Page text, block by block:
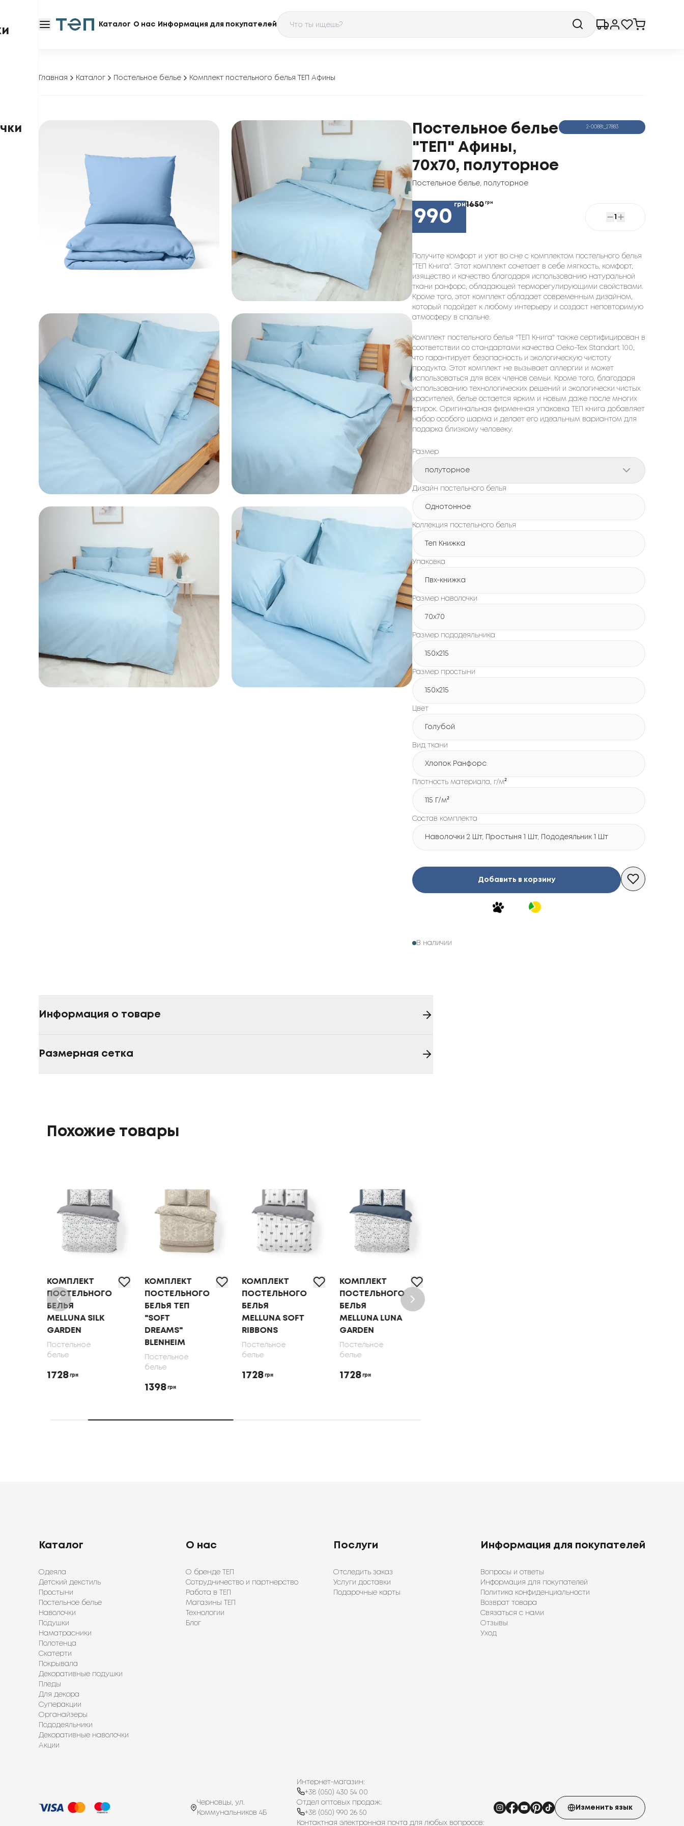
Каталог О нас Информация для покупателей
Главная Каталог Постельное белье Комплект постельного белья ТЕП Афины
Постельное белье
"ТЕП" Афины,
70х70, полуторное
Постельное белье полуторное
2-00881_27883
990
грн1650 грн
1
Получите комфорт и уют во сне с комплектом постельного белья
"ТЕП Книга". Этот комплект сочетает в себе мягкость, комфорт,
изящество и качество благодаря использованию натуральной
ткани ранфорс, обладающей терморегулирующими свойствами.
Кроме того, этот комплект обладает современным дизайном,
который подойдет к любому интерьеру и создаст неповторимую
атмосферу в спальне.
Комплект постельного белья "ТЕП Книга" также сертифицирован в
соответствии со стандартами качества Oeko-Tex Standart 100,
что гарантирует безопасность и экологическую чистоту
продукта. Этот комплект не вызывает аллергии и может
использоваться для всех членов семьи. Кроме того, благодаря
использованию технологических решений и экологически чистых
красителей, белье остается ярким и новым даже после многих
стирок. Оригинальная фирменная упаковка ТЕП книга добавляет
набор особого шарма и делает его идеальным вариантом для
подарка близкому человеку.
Размер
полуторное
Дизайн постельного белья
Однотонное
Коллекция постельного белья
Теп Книжка
Упаковка
Пвх-книжка
Размер наволочки
70x70
Размер пододеяльника
150х215
Размер простыни
150х215
Цвет
Голубой
Вид ткани
Хлопок Ранфорс
Плотность материала, г/м²
115 Г/м²
Состав комплекта
Наволочки 2 Шт, Простыня 1 Шт, Пододеяльник 1 Шт
Добавить в корзину
В наличии
Информация о товаре
Размерная сетка
Похожие товары
КОМПЛЕКТ
ПОСТЕЛЬНОГО
БЕЛЬЯ
MELLUNA SILK
GARDEN
Постельное
белье
1728 грн
КОМПЛЕКТ
ПОСТЕЛЬНОГО
БЕЛЬЯ ТЕП
"SOFT
DREAMS"
BLENHEIM
Постельное
белье
1398 грн
КОМПЛЕКТ
ПОСТЕЛЬНОГО
БЕЛЬЯ
MELLUNA SOFT
RIBBONS
Постельное
белье
1728 грн
КОМПЛЕКТ
ПОСТЕЛЬНОГО
БЕЛЬЯ
MELLUNA LUNA
GARDEN
Постельное
белье
1728 грн
Каталог
Одеяла
Детский декстиль
Простыни
Постельное белье
Наволочки
Подушки
Наматрасники
Полотенца
Скатерти
Покрывала
Декоративные подушки
Пледы
Для декора
Суперакции
Органайзеры
Пододеяльники
Декоративные наволочки
Акции
О нас
О бренде ТЕП
Сотрудничество и партнерство
Работа в ТЕП
Магазины ТЕП
Технологии
Блог
Послуги
Отследить заказ
Услуги доставки
Подарочные карты
Информация для покупателей
Вопросы и ответы
Информация для покупателей
Политика конфиденциальности
Возврат товара
Связаться с нами
Отзывы
Уход
Черновцы, ул.
Коммунальников 4Б
Интернет-магазин:
+38 (050) 430 54 00
Отдел оптовых продаж:
+38 (050) 990 26 50
Контактная электронная почта для любых вопросов:
Изменить язык